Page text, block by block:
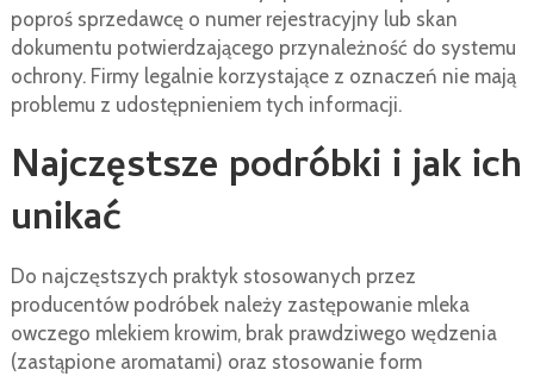
poproś sprzedawcę o numer rejestracyjny lub skan
dokumentu potwierdzającego przynależność do systemu
ochrony. Firmy legalnie korzystające z oznaczeń nie mają
problemu z udostępnieniem tych informacji.
Najczęstsze podróbki i jak ich
unikać
Do najczęstszych praktyk stosowanych przez
producentów podróbek należy zastępowanie mleka
owczego mlekiem krowim, brak prawdziwego wędzenia
(zastąpione aromatami) oraz stosowanie form